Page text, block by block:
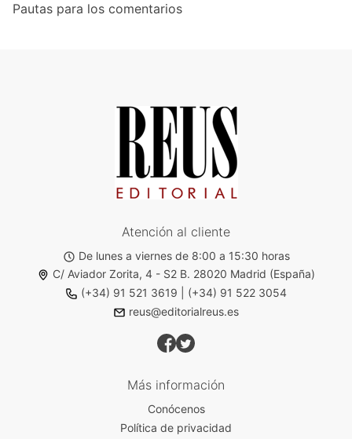
Pautas para los comentarios
Atención al cliente
De lunes a viernes de 8:00 a 15:30 horas
C/ Aviador Zorita, 4 - S2 B. 28020 Madrid (España)
(+34) 91 521 3619
(+34) 91 522 3054
reus@editorialreus.es
Más información
Conócenos
Política de privacidad